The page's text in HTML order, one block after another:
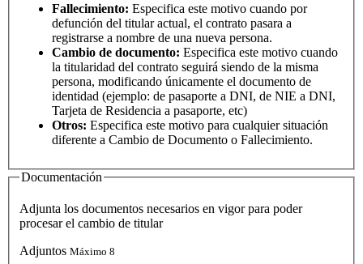
Fallecimiento: Especifica este motivo cuando por
defunción del titular actual, el contrato pasara a
registrarse a nombre de una nueva persona.
Cambio de documento: Especifica este motivo cuando
la titularidad del contrato seguirá siendo de la misma
persona, modificando únicamente el documento de
identidad (ejemplo: de pasaporte a DNI, de NIE a DNI,
Tarjeta de Residencia a pasaporte, etc)
Otros: Especifica este motivo para cualquier situación
diferente a Cambio de Documento o Fallecimiento.
Documentación
Adjunta los documentos necesarios en vigor para poder
procesar el cambio de titular
Adjuntos Máximo 8